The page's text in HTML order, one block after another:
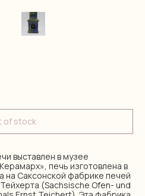
of stock
выставлен в музее
печь изготовлена в
на Саксонской фабрике печей
(Sachsische Ofen- und